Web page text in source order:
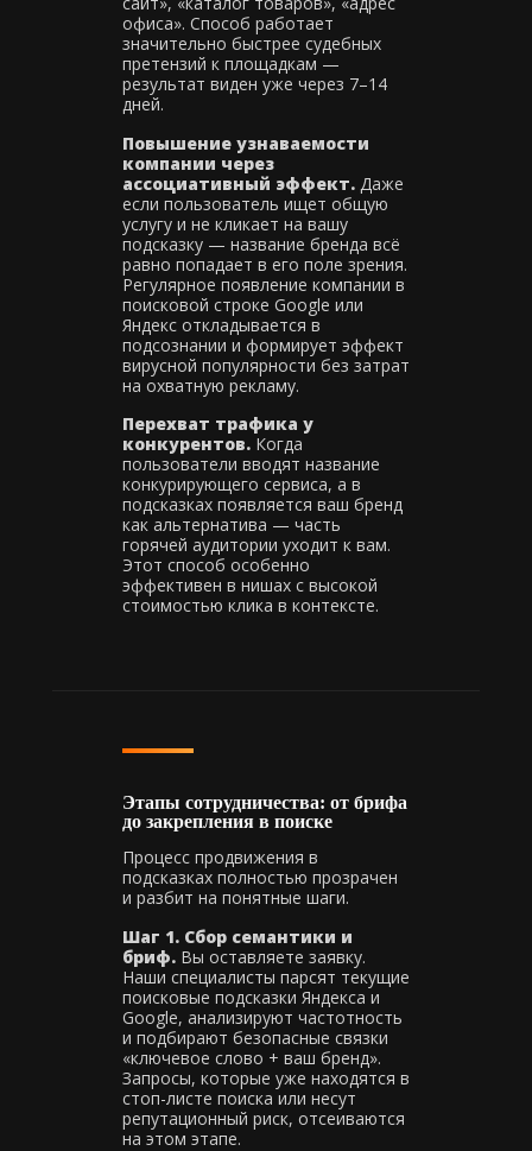
офиса». Способ работает
значительно быстрее судебных
претензий к площадкам —
результат виден уже через 7–14
дней.
Повышение узнаваемости
компании через
ассоциативный эффект. Даже
если пользователь ищет общую
услугу и не кликает на вашу
подсказку — название бренда всё
равно попадает в его поле зрения.
Регулярное появление компании в
поисковой строке Google или
Яндекс откладывается в
подсознании и формирует эффект
вирусной популярности без затрат
на охватную рекламу.
Перехват трафика у
конкурентов. Когда
пользователи вводят название
конкурирующего сервиса, а в
подсказках появляется ваш бренд
как альтернатива — часть
горячей аудитории уходит к вам.
Этот способ особенно
эффективен в нишах с высокой
стоимостью клика в контексте.
Этапы сотрудничества: от брифа
до закрепления в поиске
Процесс продвижения в
подсказках полностью прозрачен
и разбит на понятные шаги.
Шаг 1. Сбор семантики и
бриф. Вы оставляете заявку.
Наши специалисты парсят текущие
поисковые подсказки Яндекса и
Google, анализируют частотность
и подбирают безопасные связки
«ключевое слово + ваш бренд».
Запросы, которые уже находятся в
стоп-листе поиска или несут
репутационный риск, отсеиваются
на этом этапе.